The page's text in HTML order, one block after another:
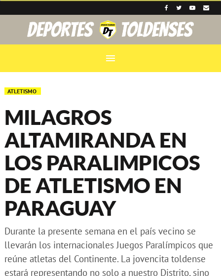
menu
ATLETISMO
MILAGROS
ALTAMIRANDA EN
LOS PARALIMPICOS
DE ATLETISMO EN
PARAGUAY
Durante la presente semana en el país vecino se
llevarán los internacionales Juegos Paralímpicos que
reúne atletas del Continente. La jovencita toldense
estará representando no solo a nuestro Distrito, sino